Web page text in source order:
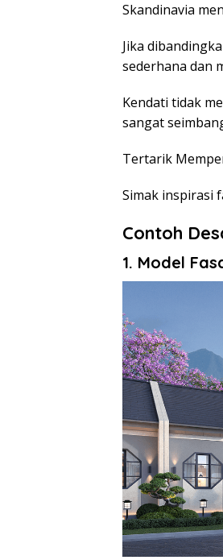
Skandinavia
Jika
sederhana dan
Kendati tidak
sangat
Tertarik
Simak inspirasi
Contoh
1. Model